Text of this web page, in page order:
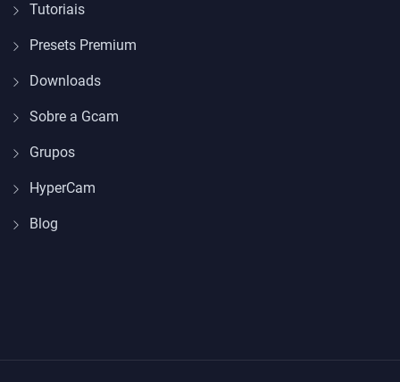
Tutoriais
Presets Premium
Downloads
Sobre a Gcam
Grupos
HyperCam
Blog